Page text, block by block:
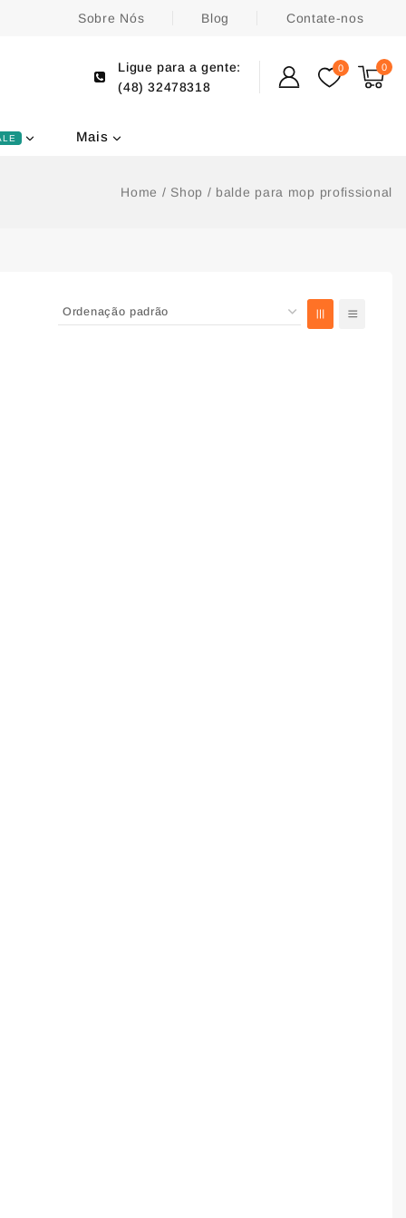
Sobre Nós Blog Contate-nos
Ligue para a gente:
(48) 32478318
0 0
Mais
Home / Shop / balde para mop profissional